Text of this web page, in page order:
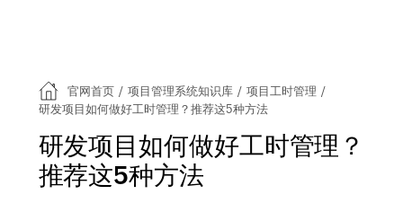
官网首页 / 项目管理系统知识库 / 项目工时管理 /
研发项目如何做好工时管理？推荐这5种方法
研发项目如何做好工时管理？
推荐这5种方法